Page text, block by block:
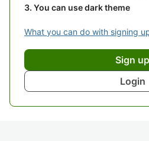
You can use dark theme
What you can do with signing
Sign up
Login